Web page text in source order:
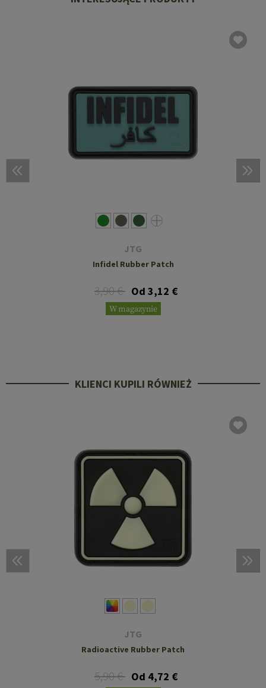
JTG
Infidel Rubber Patch
3,90 € Od 3,12 €
W magazynie
KLIENCI KUPILI RÓWNIEŻ
JTG
Radioactive Rubber Patch
5,90 € Od 4,72 €